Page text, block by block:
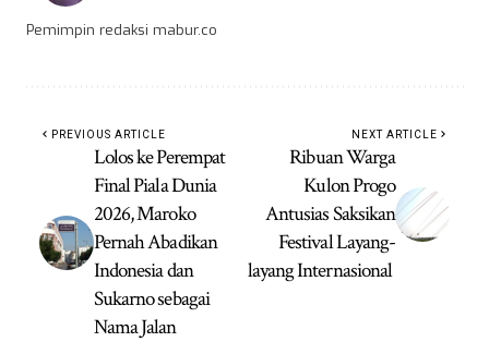
Pemimpin redaksi mabur.co
PREVIOUS ARTICLE
Lolos ke Perempat
Final Piala Dunia
2026, Maroko
Pernah Abadikan
Indonesia dan
Sukarno sebagai
Nama Jalan
NEXT ARTICLE
Ribuan Warga
Kulon Progo
Antusias Saksikan
Festival Layang-
layang Internasional